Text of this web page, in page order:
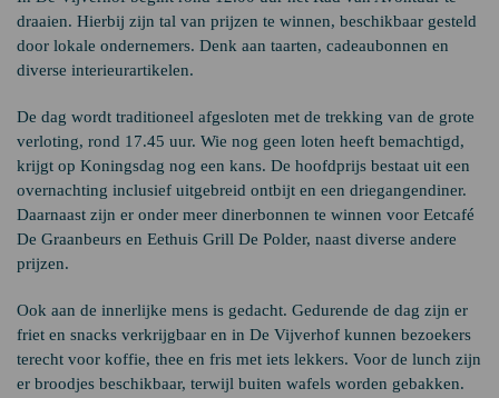
draaien. Hierbij zijn tal van prijzen te winnen, beschikbaar gesteld
door lokale ondernemers. Denk aan taarten, cadeaubonnen en
diverse interieurartikelen.
De dag wordt traditioneel afgesloten met de trekking van de grote
verloting, rond 17.45 uur. Wie nog geen loten heeft bemachtigd,
krijgt op Koningsdag nog een kans. De hoofdprijs bestaat uit een
overnachting inclusief uitgebreid ontbijt en een driegangendiner.
Daarnaast zijn er onder meer dinerbonnen te winnen voor Eetcafé
De Graanbeurs en Eethuis Grill De Polder, naast diverse andere
prijzen.
Ook aan de innerlijke mens is gedacht. Gedurende de dag zijn er
friet en snacks verkrijgbaar en in De Vijverhof kunnen bezoekers
terecht voor koffie, thee en fris met iets lekkers. Voor de lunch zijn
er broodjes beschikbaar, terwijl buiten wafels worden gebakken.